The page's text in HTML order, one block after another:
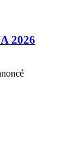
2026